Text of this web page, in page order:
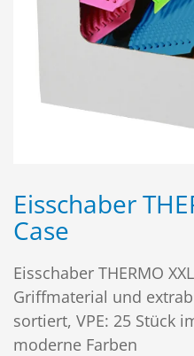
Eisschaber
Case
Eisschaber THERMO
Griffmaterial und
sortiert, VPE: 25 Stück
moderne Farben